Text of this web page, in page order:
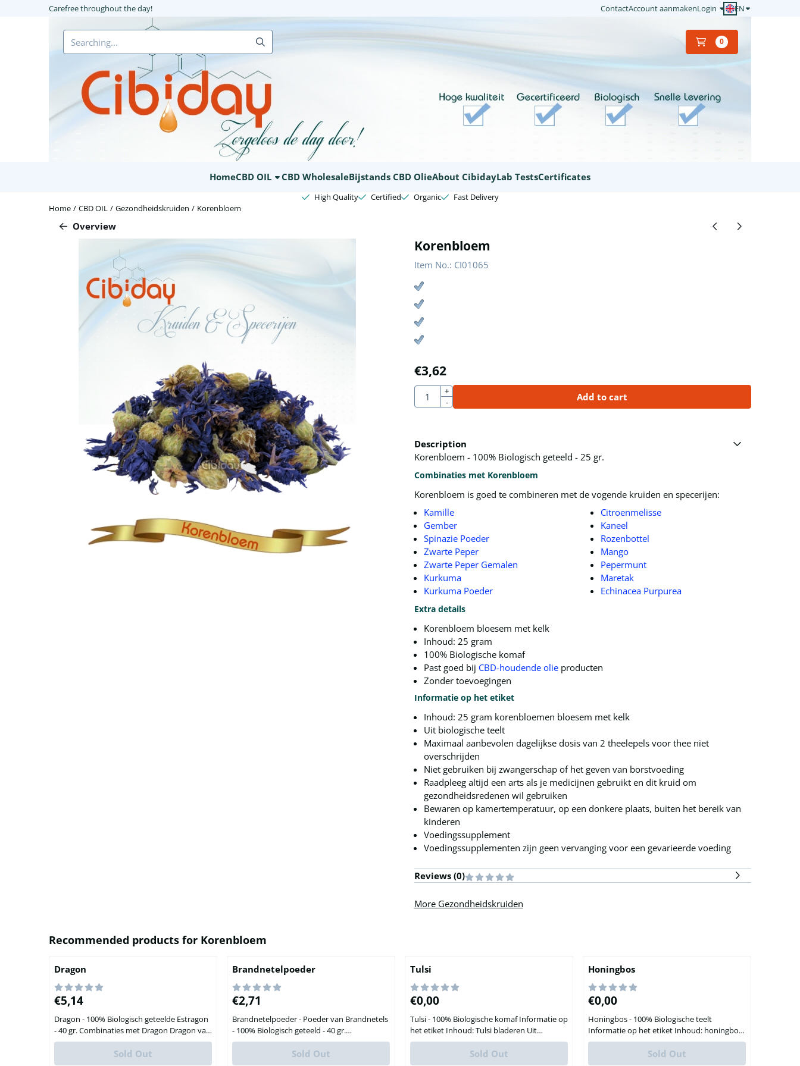
Cookie preferences are available. Choose settings or allow all cookies.
Carefree throughout the day! ContactAccount aanmakenLogin EN
Search 0
HomeCBD OIL CBD WholesaleBijstands CBD OlieAbout CibidayLab TestsCertificates
High Quality Certified Organic
Fast Delivery
Home / CBD OIL / Gezondheidskruiden / Korenbloem
Overview
Korenbloem
Item No.: CI01065
€3,62
Quantity
+
-
Add to cart
Description
Korenbloem - 100% Biologisch geteeld - 25 gr.
Combinaties met Korenbloem
Korenbloem is goed te combineren met de vogende kruiden en specerijen:
Kamille
Gember
Spinazie Poeder
Zwarte Peper
Zwarte Peper Gemalen
Kurkuma
Kurkuma Poeder
Citroenmelisse
Kaneel
Rozenbottel
Mango
Pepermunt
Maretak
Echinacea Purpurea
Extra details
Korenbloem bloesem met kelk
Inhoud: 25 gram
100% Biologische komaf
Past goed bij CBD-houdende olieproducten
Zonder toevoegingen
Informatie op het etiket
Inhoud: 25 gram korenbloemen bloesem met kelk
Uit biologische teelt
Maximaal aanbevolen dagelijkse dosis van 2 theelepels voor thee niet
overschrijden
Niet gebruiken bij zwangerschap of het geven van borstvoeding
Raadpleeg altijd een arts als je medicijnen gebruikt en dit kruid om
gezondheidsredenen wil gebruiken
Bewaren op kamertemperatuur, op een donkere plaats, buiten het bereik van
kinderen
Voedingssupplement
Voedingssupplementen zijn geen vervanging voor een gevarieerde voeding
Reviews (0)
More Gezondheidskruiden
Recommended products for Korenbloem
Dragon
Price: 5,14
€5,14
Dragon - 100% Biologisch geteelde Estragon
- 40 gr. Combinaties met Dragon Dragon valt
uitstekend te combineren met de
onderstaande kruiden en specerijen: Zwarte
Sold Out
Brandnetelpoeder
Price: 2,71
€2,71
Brandnetelpoeder - Poeder van Brandnetels
- 100% Biologisch geteeld - 40 gr.
Combinaties met Brandnetelpoeder
Brandnetelpoeder kan prima gecombineerd
Sold Out
Tulsi
Price: 0,00
€0,00
Tulsi - 100% Biologische komaf Informatie op
het etiket Inhoud: Tulsi bladeren Uit
biologische teelt Maximaal aanbevolen
dagelijkse dosis van 0,5 - 2 gram niet
Sold Out
Honingbos
Price: 0,00
€0,00
Honingbos - 100% Biologische teelt
Informatie op het etiket Inhoud: honingbos
bladeren Uit biologische teelt Maximaal
aanbevolen dagelijkse dosis van 6 -
Sold Out